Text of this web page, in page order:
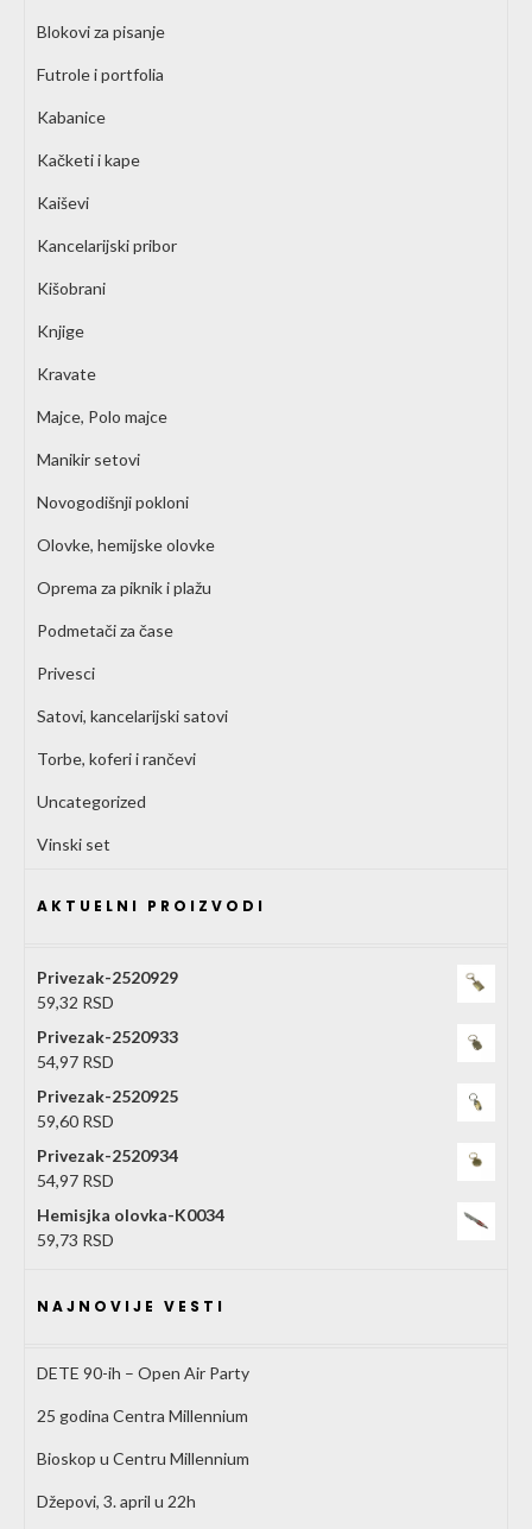
Blokovi za pisanje
Futrole i portfolia
Kabanice
Kačketi i kape
Kaiševi
Kancelarijski pribor
Kišobrani
Knjige
Kravate
Majce, Polo majce
Manikir setovi
Novogodišnji pokloni
Olovke, hemijske olovke
Oprema za piknik i plažu
Podmetači za čase
Privesci
Satovi, kancelarijski satovi
Torbe, koferi i rančevi
Uncategorized
Vinski set
AKTUELNI PROIZVODI
Privezak-2520929
59,32 RSD
Privezak-2520933
54,97 RSD
Privezak-2520925
59,60 RSD
Privezak-2520934
54,97 RSD
Hemisjka olovka-K0034
59,73 RSD
NAJNOVIJE VESTI
DETE 90-ih – Open Air Party
25 godina Centra Millennium
Bioskop u Centru Millennium
Džepovi, 3. april u 22h